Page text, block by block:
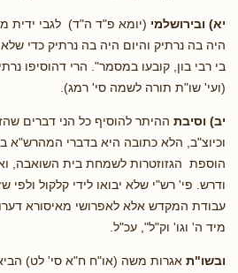
יא) ובירושלמי (יומא פ"ד ה"ד) לגבי ידית
היה בה נרתיק והיום היה בה נרתיק כדי שלא
בי רבי בון, קובעו במסמר". הרי דהוסיפו
(ועי' שו"ת תורה לשמה סי' רמג).
יב) וסיבת ההיתר להוסיף כל הני דברים
וכיוצ"ב, הלא כתובה היא בדברי המהרש"א
הוספת הגזוזטרות לשמחת בית השואבה,
ודרש. פי' רש"י שלא יבואו לידי קלקול ולפי
עבודת המקדש אלא לאפרושי מאיסורא
מיד ה' וגו' וק"ל", עכ"ל.
ובשו"ת אגרות משה (או"ח ח"א סי' לט) הביא